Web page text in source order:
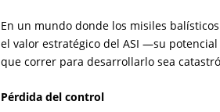
En un mundo donde los misiles
el valor estratégico del ASI —su
que correr para desarrollarlo sea
Pérdida del control